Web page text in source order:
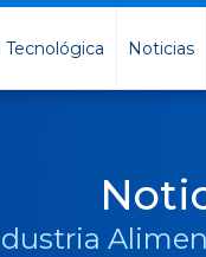
Tecnológica Noticias